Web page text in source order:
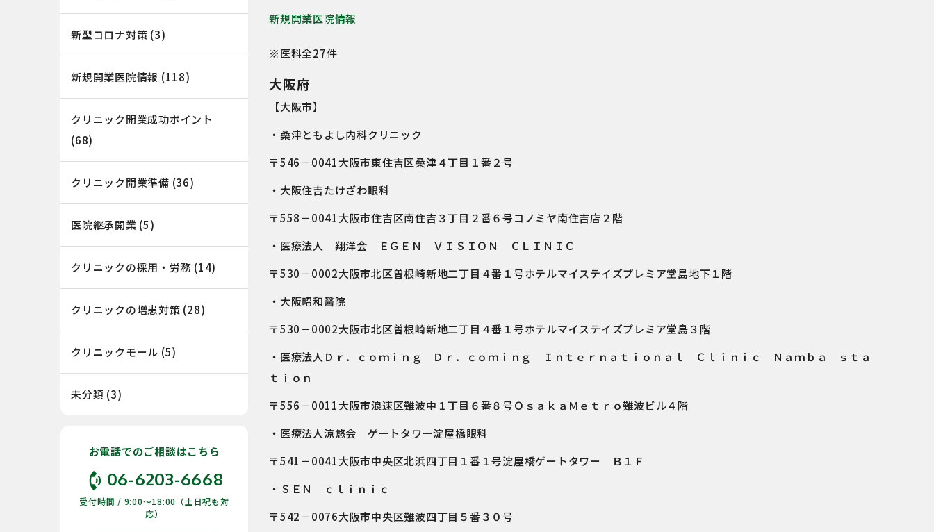
新規開業医院情報
※医科全27件
大阪府
【大阪市】
・桑津ともよし内科クリニック
〒546－0041大阪市東住吉区桑津４丁目１番２号
・大阪住吉たけざわ眼科
〒558－0041大阪市住吉区南住吉３丁目２番６号コノミヤ南住吉店２階
・医療法人 翔洋会 ＥＧＥＮ ＶＩＳＩＯＮ ＣＬＩＮＩＣ
〒530－0002大阪市北区曽根崎新地二丁目４番１号ホテルマイステイズプレミア堂島地下１階
・大阪昭和醫院
〒530－0002大阪市北区曽根崎新地二丁目４番１号ホテルマイステイズプレミア堂島３階
・医療法人Ｄｒ．ｃｏｍｉｎｇ Ｄｒ．ｃｏｍｉｎｇ Ｉｎｔｅｒｎａｔｉｏｎａｌ Ｃｌｉｎｉｃ Ｎａｍｂａ ｓｔａ
ｔｉｏｎ
〒556－0011大阪市浪速区難波中１丁目６番８号ＯｓａｋａＭｅｔｒｏ難波ビル４階
・医療法人涼悠会 ゲートタワー淀屋橋眼科
〒541－0041大阪市中央区北浜四丁目１番１号淀屋橋ゲートタワー Ｂ１Ｆ
・ＳＥＮ ｃｌｉｎｉｃ
〒542－0076大阪市中央区難波四丁目５番３０号
新型コロナ対策 (3)
新規開業医院情報 (118)
クリニック開業成功ポイント
(68)
クリニック開業準備 (36)
医院継承開業 (5)
クリニックの採用・労務 (14)
クリニックの増患対策 (28)
クリニックモール (5)
未分類 (3)
お電話でのご相談はこちら
phone_in_talk06-6203-6668
受付時間 / 9:00〜18:00（土日祝も対
応）